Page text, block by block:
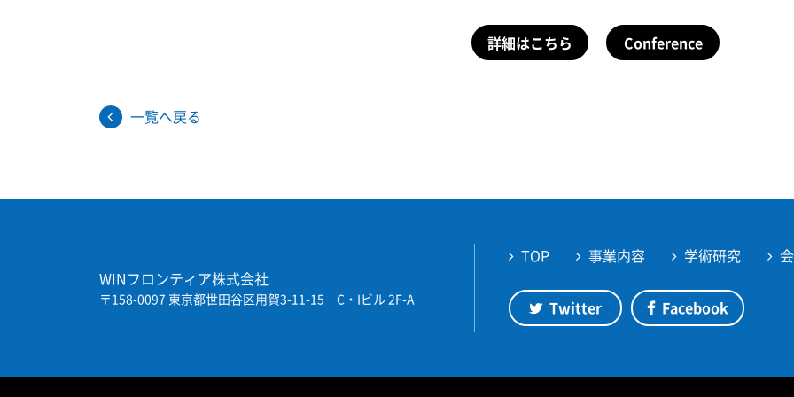
詳細はこちら Conference
一覧へ戻る
WINフロンティア株式会社
〒158-0097 東京都世田谷区用賀3-11-15 C・Iビル 2F-A
TOP 事業内容 学術研究
Twitter Facebook